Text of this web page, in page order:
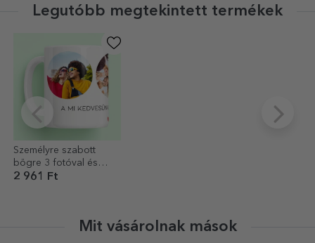
Legutóbb megtekintett termékek
Személyre szabott
bögre 3 fotóval és
szöveggel –
2 961 Ft
Mit vásárolnak mások